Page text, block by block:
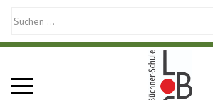
Mobile Menu Toggle